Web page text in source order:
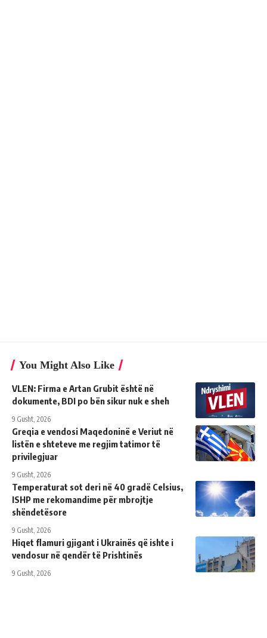
You Might Also Like
VLEN: Firma e Artan Grubit është në
dokumente, BDI po bën sikur nuk e sheh
9 Gusht, 2026
Greqia e vendosi Maqedoninë e Veriut në
listën e shteteve me regjim tatimor të
privilegjuar
9 Gusht, 2026
Temperaturat sot deri në 40 gradë Celsius,
ISHP me rekomandime për mbrojtje
shëndetësore
9 Gusht, 2026
Hiqet flamuri gjigant i Ukrainës që ishte i
vendosur në qendër të Prishtinës
9 Gusht, 2026